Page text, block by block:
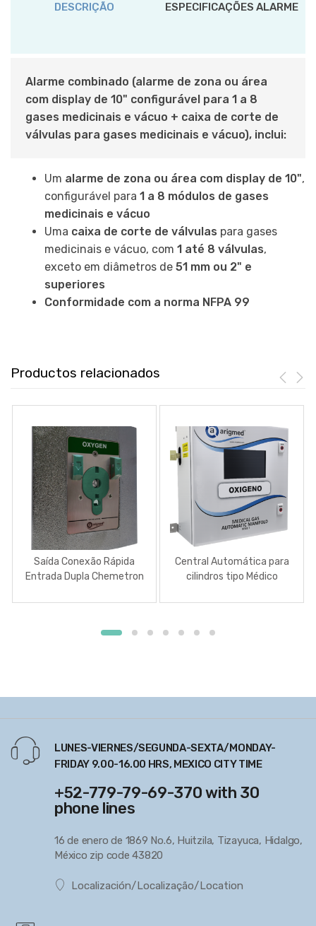
DESCRIÇÃO ESPECIFICAÇÕES ALARME
Alarme combinado (alarme de zona ou área
com display de 10" configurável para 1 a 8
gases medicinais e vácuo + caixa de corte de
válvulas para gases medicinais e vácuo), inclui:
Um alarme de zona ou área com display de 10",
configurável para 1 a 8 módulos de gases
medicinais e vácuo
Uma caixa de corte de válvulas para gases
medicinais e vácuo, com 1 até 8 válvulas,
exceto em diâmetros de 51 mm ou 2" e
superiores
Conformidade com a norma NFPA 99
Productos relacionados
Saída Conexão Rápida
Entrada Dupla Chemetron
Central Automática para
cilindros tipo Médico
LUNES-VIERNES/SEGUNDA-SEXTA/MONDAY-
FRIDAY 9.00-16.00 HRS, MEXICO CITY TIME
+52-779-79-69-370 with 30
phone lines
16 de enero de 1869 No.6, Huitzila, Tizayuca, Hidalgo,
México zip code 43820
Localización/Localização/Location